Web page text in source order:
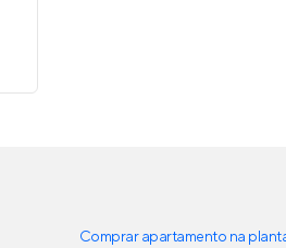
Comprar apartamento na